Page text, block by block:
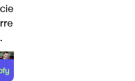
cie
rre
.